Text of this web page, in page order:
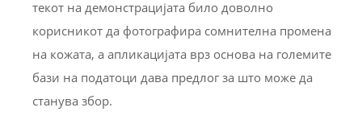
текот на демонстрацијата било доволно
корисникот да фотографира сомнителна промена
на кожата, а апликацијата врз основа на големите
бази на податоци дава предлог за што може да
станува збор.